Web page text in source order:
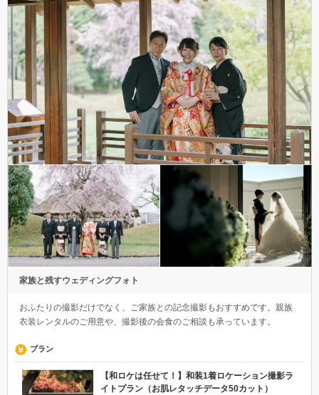
家族と残すウェディングフォト
おふたりの撮影だけでなく、ご家族との記念撮影もおすすめです。親族
衣装レンタルのご用意や、撮影後の会食のご相談も承っています。
プラン
【和ロケは任せて！】和装1着ロケーション撮影ラ
イトプラン（お肌レタッチデータ50カット）